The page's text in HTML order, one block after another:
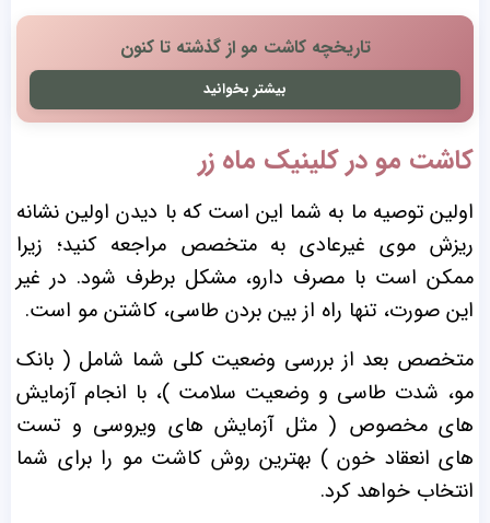
تاریخچه کاشت مو از گذشته تا کنون
بیشتر بخوانید
کاشت مو در کلینیک ماه زر
اولین توصیه ما به شما این است که با دیدن اولین نشانه‌
ریزش موی غیرعادی به متخصص مراجعه کنید؛ زیرا
ممکن است با مصرف دارو، مشکل برطرف شود. در غیر
این صورت، تنها راه از بین بردن طاسی، کاشتن مو است.
متخصص بعد از بررسی‌ وضعیت کلی شما شامل ( بانک
مو، شدت طاسی و وضعیت سلامت )، با انجام آزمایش
‌های مخصوص ( مثل آزمایش ‌های ویروسی و تست
‌های انعقاد خون ) بهترین روش کاشت مو را برای شما
انتخاب خواهد کرد.